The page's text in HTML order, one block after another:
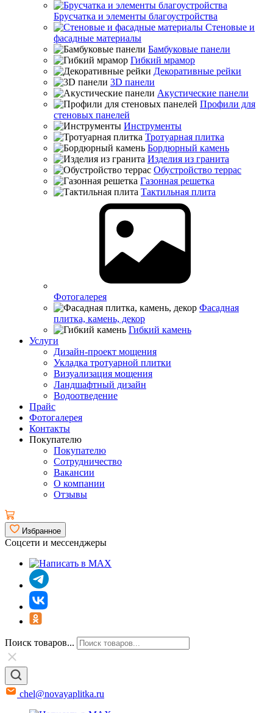
Брусчатка и элементы благоустройства
Стеновые и
фасадные материалы
Бамбуковые панели
Гибкий мрамор
Декоративные рейки
3D панели
Акустические панели
Профили для
стеновых панелей
Инструменты
Тротуарная плитка
Бордюрный камень
Изделия из гранита
Обустройство террас
Газонная решетка
Тактильная плита
Фотогалерея
Фасадная
плитка, камень, декор
Гибкий камень
Услуги
Дизайн-проект мощения
Укладка тротуарной плитки
Визуализация мощения
Ландшафтный дизайн
Водоотведение
Прайс
Фотогалерея
Контакты
Покупателю
Покупателю
Сотрудничество
Вакансии
О компании
Отзывы
Избранное
Соцсети и мессенджеры
Поиск товаров...
chel@novayaplitka.ru